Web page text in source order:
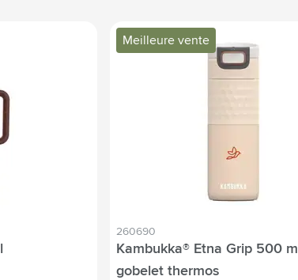
Meilleure vente
260690
Kambukka® Etna Grip 500 ml
gobelet thermos